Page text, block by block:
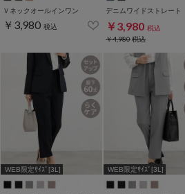
Ｖネックオールインワン
￥3,980 税込
デニムワイドストレート
￥3,980 税込
￥4,980税込
WEB限定ｻｲｽﾞ[3L] WEB限定ｻｲｽﾞ[3L]